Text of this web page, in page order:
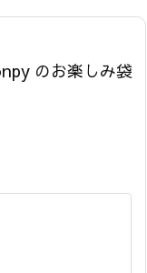
のお楽しみ袋